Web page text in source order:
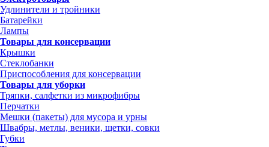
Удлинители и тройники
Батарейки
Лампы
Товары для консервации
Крышки
Стеклобанки
Приспособления для консервации
Товары для уборки
Тряпки, салфетки из микрофибры
Перчатки
Мешки (пакеты) для мусора и урны
Швабры, метлы, веники, щетки, совки
Губки